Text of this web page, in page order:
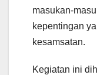
masukan-
kepentingan
kesamsatan.
Kegiatan ini